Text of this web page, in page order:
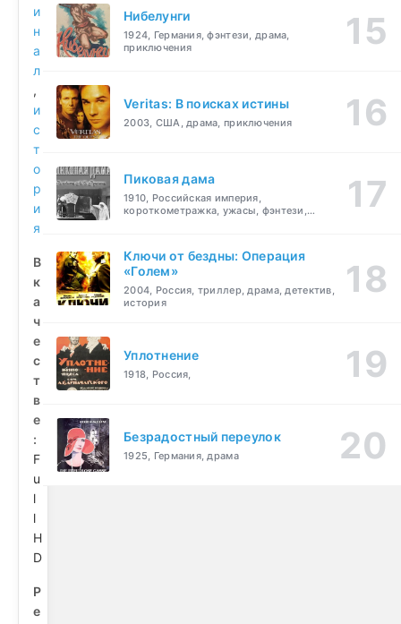
и
н
а
л
,
и
с
т
о
р
и
я
В
к
а
ч
е
с
т
в
е
:
F
u
l
l
H
D
Р
е
Нибелунги
1924, Германия, фэнтези, драма,
приключения
Veritas: В поисках истины
2003, США, драма, приключения
Пиковая дама
1910, Российская империя,
короткометражка, ужасы, фэнтези,
Ключи от бездны: Операция
«Голем»
2004, Россия, триллер, драма, детектив,
история
Уплотнение
1918, Россия,
Безрадостный переулок
1925, Германия, драма